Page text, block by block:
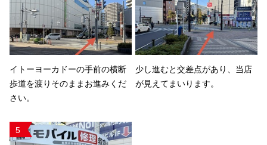
イトーヨーカドーの手前の横断
歩道を渡りそのままお進みくだ
さい。
少し進むと交差点があり、当店
が見えてまいります。
5